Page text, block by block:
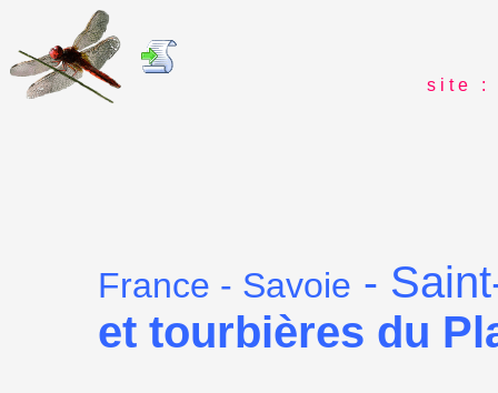
s i t e : i
France - Savoie -
et tourbières du